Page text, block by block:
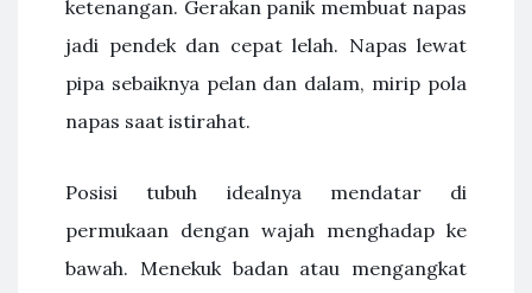
ketenangan. Gerakan panik membuat napas
jadi pendek dan cepat lelah. Napas lewat
pipa sebaiknya pelan dan dalam, mirip pola
napas saat istirahat.
Posisi tubuh idealnya mendatar di
permukaan dengan wajah menghadap ke
bawah. Menekuk badan atau mengangkat